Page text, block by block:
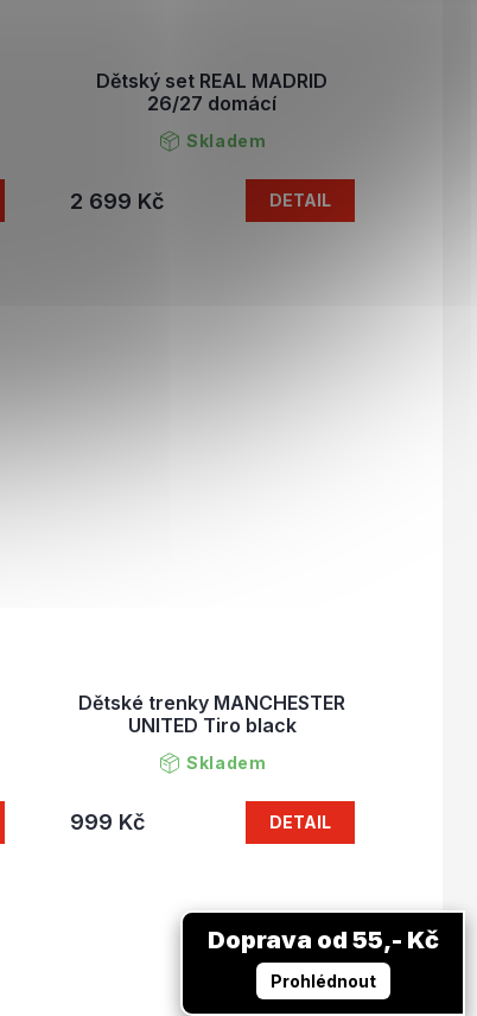
Dětský set REAL MADRID
26/27 domácí
Skladem
2 699 Kč DETAIL
Dětské trenky MANCHESTER
UNITED Tiro black
Skladem
999 Kč DETAIL
Doprava od 55,- Kč
Prohlédnout